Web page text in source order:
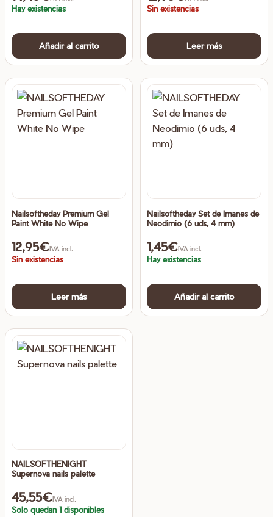
Hay existencias
Añadir al carrito
Sin existencias
Leer más
Nailsoftheday Premium Gel
Paint White No Wipe
12,95€IVA incl.
Sin existencias
Leer más
Nailsoftheday Set de Imanes de
Neodimio (6 uds, 4 mm)
1,45€IVA incl.
Hay existencias
Añadir al carrito
NAILSOFTHENIGHT
Supernova nails palette
45,55€IVA incl.
Solo quedan 1 disponibles